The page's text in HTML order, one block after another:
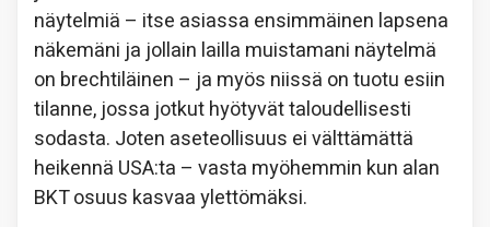
näytelmiä – itse asiassa ensimmäinen lapsena
näkemäni ja jollain lailla muistamani näytelmä
on brechtiläinen – ja myös niissä on tuotu esiin
tilanne, jossa jotkut hyötyvät taloudellisesti
sodasta. Joten aseteollisuus ei välttämättä
heikennä USA:ta – vasta myöhemmin kun alan
BKT osuus kasvaa ylettömäksi.